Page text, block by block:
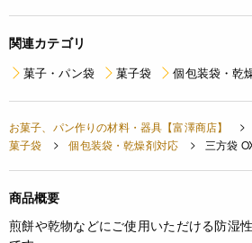
関連カテゴリ
菓子・パン袋 菓子袋 個包装袋・乾
お菓子、パン作りの材料・器具【富澤商店】
菓子袋
個包装袋・乾燥剤対応 三方袋
商品概要
煎餅や乾物などにご使用いただける防湿